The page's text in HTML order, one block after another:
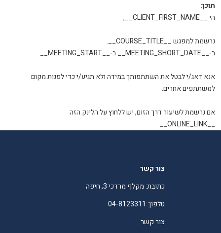
תוכן:
הי __CLIENT_FIRST_NAME__,
נרשמת למפגש __COURSE_TITLE__.
ב-__MEETING_SHORT_DATE__ ב-__MEETING_START__
אנא דאג/י לבטל את השתתפותך במידה ולא תגיע/י כדי לפנות מקום
למשתתפים אחרים.
אם נרשמת לשיעור דרך הזום, יש ללחוץ על הלינק הזה
__ONLINE_LINK__
צור קשר
כתובת: מקלף מרדכי 3, חיפה
טלפון: 04-8123311
צור קשר